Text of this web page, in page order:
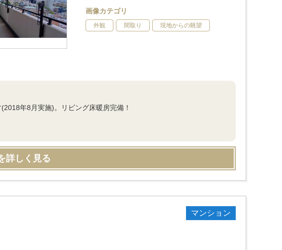
画像カテゴリ
外観 間取り 現地からの眺望
年8月実施)。リビング床暖房完備！
詳しく見る
マンション